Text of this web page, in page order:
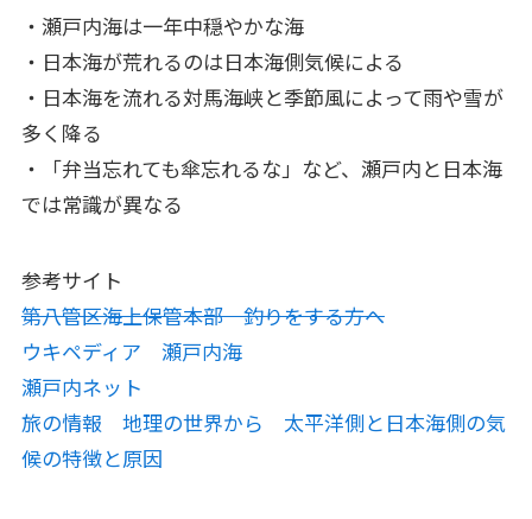
・瀬戸内海は一年中穏やかな海
・日本海が荒れるのは日本海側気候による
・日本海を流れる対馬海峡と季節風によって雨や雪が
多く降る
・「弁当忘れても傘忘れるな」など、瀬戸内と日本海
では常識が異なる
参考サイト
第八管区海上保管本部 釣りをする方へ
ウキペディア 瀬戸内海
瀬戸内ネット
旅の情報 地理の世界から 太平洋側と日本海側の気
候の特徴と原因